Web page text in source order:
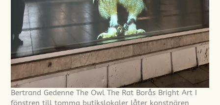
Bertrand Gedenne The Owl The Rat Borås Bright Art I
fönstren till tomma butikslokaler låter konstnären